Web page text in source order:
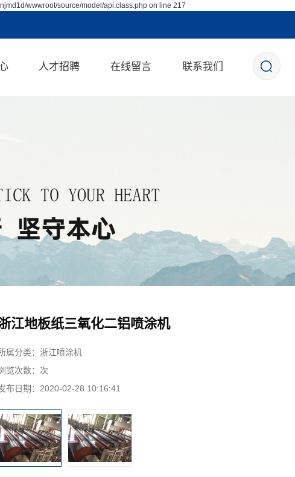
wwwroot/source/model/api.class.php on line 217
人才招聘 在线留言 联系我们
江地板纸三氧化二铝喷涂机
属分类： 浙江喷涂机
览次数： 次
布日期： 2020-02-28 10:16:41